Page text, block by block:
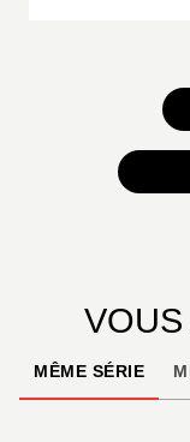
VOUS
MÊME SÉRIE